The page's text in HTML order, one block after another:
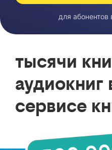
для абонентов
тысячи
аудиокниг
сервисе